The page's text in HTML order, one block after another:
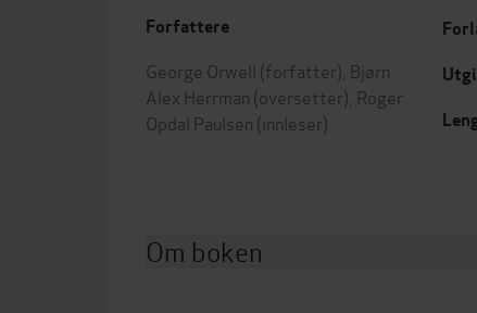
Forfattere
George Orwell (forfatter), Bjørn
Alex Herrman (oversetter), Roger
Opdal Paulsen (innleser)
Om boken